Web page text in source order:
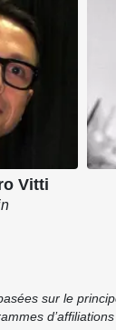
Vitti
sur le